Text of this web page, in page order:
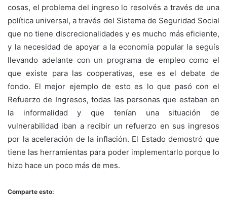
cosas, el problema del ingreso lo resolvés a través de una
política universal, a través del Sistema de Seguridad Social
que no tiene discrecionalidades y es mucho más eficiente,
y la necesidad de apoyar a la economía popular la seguís
llevando adelante con un programa de empleo como el
que existe para las cooperativas, ese es el debate de
fondo. El mejor ejemplo de esto es lo que pasó con el
Refuerzo de Ingresos, todas las personas que estaban en
la informalidad y que tenían una situación de
vulnerabilidad iban a recibir un refuerzo en sus ingresos
por la aceleración de la inflación. El Estado demostró que
tiene las herramientas para poder implementarlo porque lo
hizo hace un poco más de mes.
Comparte esto: